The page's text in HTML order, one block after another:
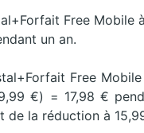
Free Mobile
un an.
Free
€) = 17,98 €
de la réduction à